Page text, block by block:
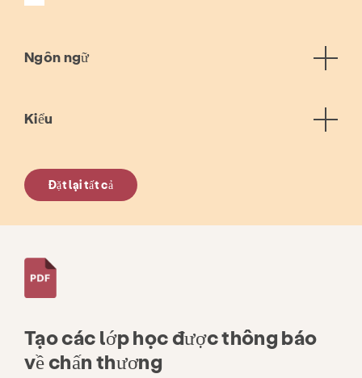
Dịch vụ Phòng ngừa & Giáo dục
Ngôn ngữ
Kiểu
Đặt lại tất cả
Tạo các lớp học được thông báo
về chấn thương